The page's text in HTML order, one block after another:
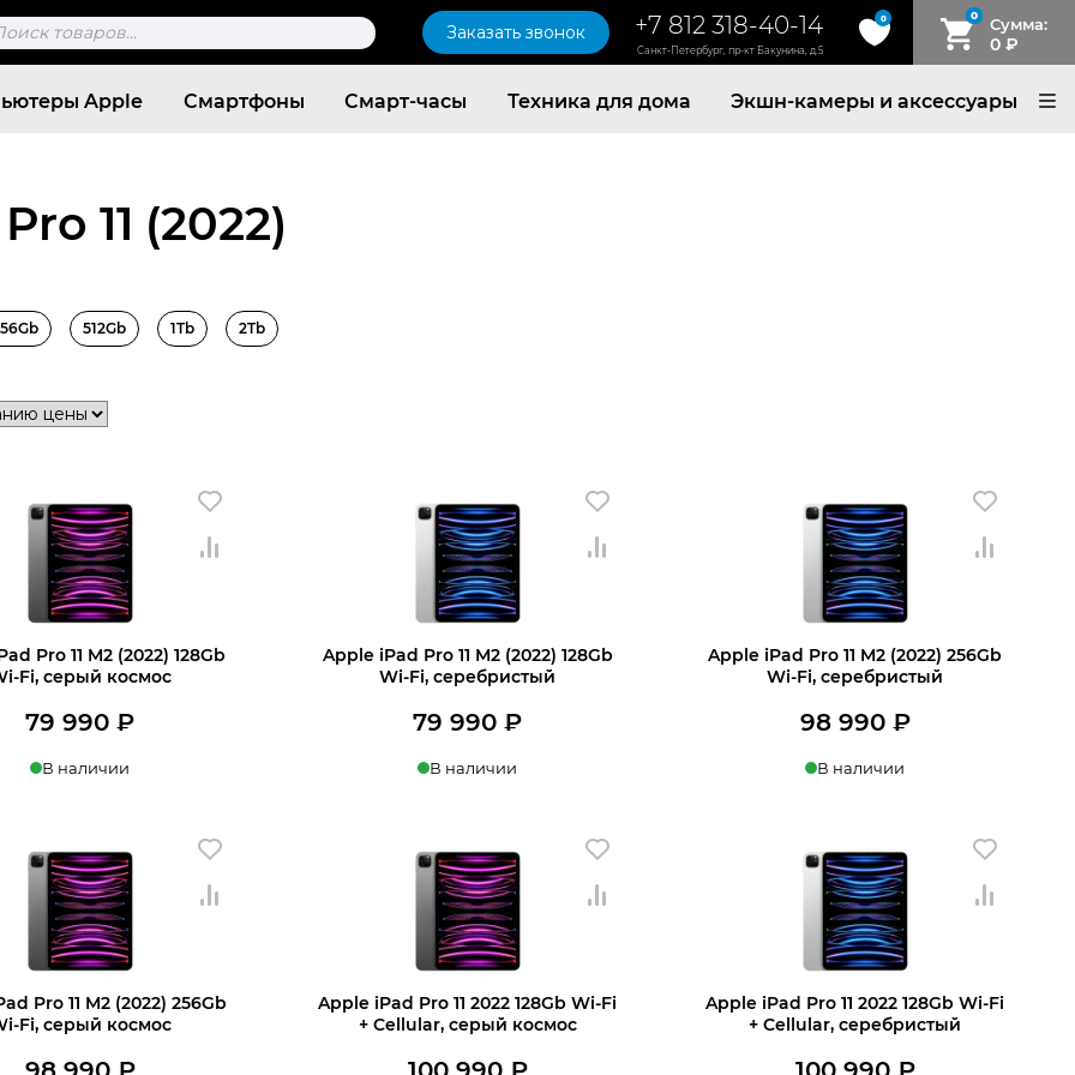
Заказать звонок +7 812 318-40-14
Санкт-Петербург, пр-кт Бакунина, д.5
0 0 Сумма:
0 ₽
Apple Смартфоны Смарт-часы Техника для дома Экшн-камеры и аксессуары
11 (2022)
512Gb 1Tb 2Tb
Pro 11 M2 (2022) 128Gb
серый космос
79 990₽
В наличии
В корзину
Apple iPad Pro 11 M2 (2022) 128Gb
Wi‑Fi, серебристый
79 990₽
В наличии
В корзину
Apple iPad Pro 11 M2 (2022) 256Gb
Wi‑Fi, серебристый
98 990 ₽
В наличии
В корзину
Pro 11 M2 (2022) 256Gb
серый космос
Apple iPad Pro 11 2022 128Gb Wi‑Fi
+ Cellular, серый космос
Apple iPad Pro 11 2022 128Gb Wi‑Fi
+ Cellular, серебристый
политикой конфиденциальности
+7 812 318-40-14
(c 10:00 до 21:00, без выходных)